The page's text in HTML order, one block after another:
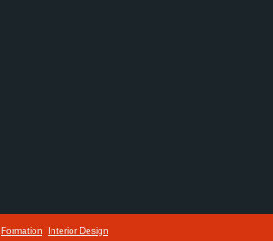
Formation Interior Design